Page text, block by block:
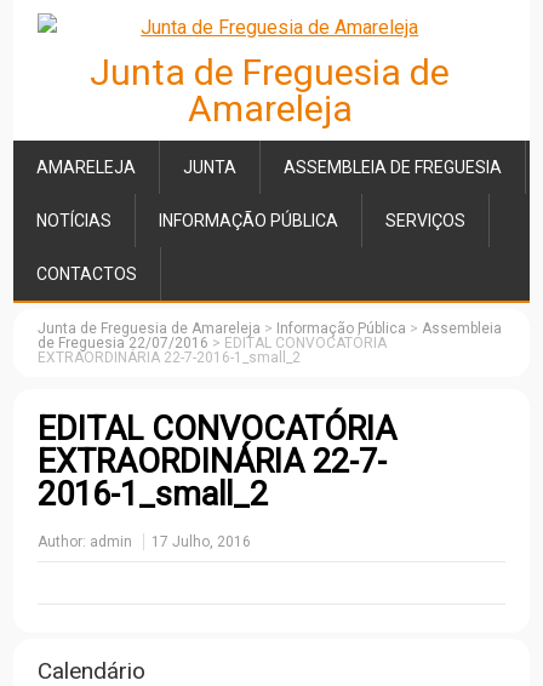
Junta de Freguesia de
Amareleja
AMARELEJA JUNTA ASSEMBLEIA DE FREGUESIA
NOTÍCIAS INFORMAÇÃO PÚBLICA SERVIÇOS
CONTACTOS
Junta de Freguesia de Amareleja > Informação Pública >Assembleia
de Freguesia 22/07/2016 > EDITAL CONVOCATÓRIA
EXTRAORDINÁRIA 22-7-2016-1_small_2
EDITAL CONVOCATÓRIA
EXTRAORDINÁRIA 22-7-
2016-1_small_2
Author: admin 17 Julho, 2016
Calendário